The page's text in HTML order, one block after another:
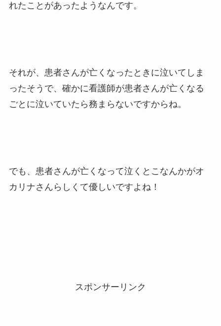
れたことがあったようなんです。
それが、患者さんが亡くなったときに泣いてしま
ったそうで、確かに看護師が患者さんが亡くなる
ごとに泣いていたら務まらないですからね。
でも、患者さんが亡くなって泣くとこなんかがオ
カリナさんらしくて優しいですよね！
スポンサーリンク